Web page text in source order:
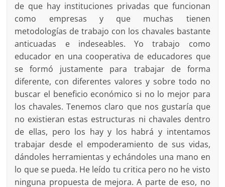
de que hay instituciones privadas que funcionan
como empresas y que muchas tienen
metodologías de trabajo con los chavales bastante
anticuadas e indeseables. Yo trabajo como
educador en una cooperativa de educadores que
se formó justamente para trabajar de forma
diferente, con diferentes valores y sobre todo no
buscar el beneficio económico si no lo mejor para
los chavales. Tenemos claro que nos gustaría que
no existieran estas estructuras ni chavales dentro
de ellas, pero los hay y los habrá y intentamos
trabajar desde el empoderamiento de sus vidas,
dándoles herramientas y echándoles una mano en
lo que se pueda. He leído tu critica pero no he visto
ninguna propuesta de mejora. A parte de eso, no